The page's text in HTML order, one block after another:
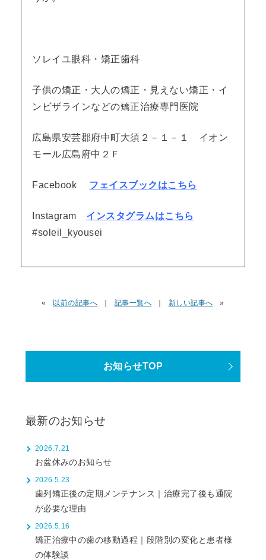
ソレイユ眼科・矯正歯科
子供の矯正・大人の矯正・見えない矯正・イ
ンビザラインなどの矯正治療専門医院
広島県安芸郡府中町大須２－１－１ イオン
モール広島府中２Ｆ
Facebook フェイスブックはこちら
Instagram インスタグラムはこちら
#soleil_kyousei
« 以前の記事へ ｜ 記事一覧へ ｜ 新しい記事へ »
お知らせTOP
最新のお知らせ
2026.7.21
お盆休みのお知らせ
2026.5.23
歯列矯正後の定期メンテナンス｜治療完了後も通院
が必要な理由
2026.5.16
矯正治療中の歯の移動過程｜段階別の変化と患者様
の体験談